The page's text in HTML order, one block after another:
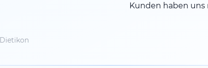
Kunden haben